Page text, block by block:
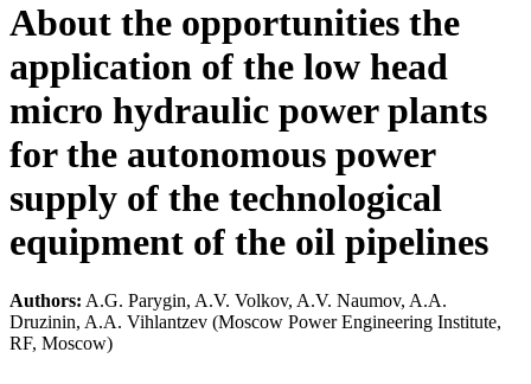
About the opportunities the
application of the low head
micro hydraulic power plants
for the autonomous power
supply of the technological
equipment of the oil pipelines
Authors: A.G. Parygin, A.V. Volkov, A.V. Naumov, A.A.
Druzinin, A.A. Vihlantzev (Moscow Power Engineering Institute,
RF, Moscow)